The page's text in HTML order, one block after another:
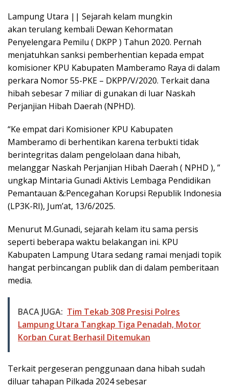
c
e
b
o
o
k
a
t
s
A
p
p
a
r
e
Lampung Utara || Sejarah kelam mungkin
akan terulang kembali Dewan Kehormatan
Penyelengara Pemilu ( DKPP ) Tahun 2020. Pernah
menjatuhkan sanksi pemberhentian kepada empat
komisioner KPU Kabupaten Mamberamo Raya di dalam
perkara Nomor 55-PKE – DKPP/V/2020. Terkait dana
hibah sebesar 7 miliar di gunakan di luar Naskah
Perjanjian Hibah Daerah (NPHD).
“Ke empat dari Komisioner KPU Kabupaten
Mamberamo di berhentikan karena terbukti tidak
berintegritas dalam pengelolaan dana hibah,
melanggar Naskah Perjanjian Hibah Daerah ( NPHD ), ”
ungkap Mintaria Gunadi Aktivis Lembaga Pendidikan
Pemantauan &:Pencegahan Korupsi Republik Indonesia
(LP3K-RI), Jum’at, 13/6/2025.
Menurut M.Gunadi, sejarah kelam itu sama persis
seperti beberapa waktu belakangan ini. KPU
Kabupaten Lampung Utara sedang ramai menjadi topik
hangat perbincangan publik dan di dalam pemberitaan
media.
BACA JUGA: Tim Tekab 308 Presisi Polres
Lampung Utara Tangkap Tiga Penadah, Motor
Korban Curat Berhasil Ditemukan
Terkait pergeseran penggunaan dana hibah sudah
diluar tahapan Pilkada 2024 sebesar